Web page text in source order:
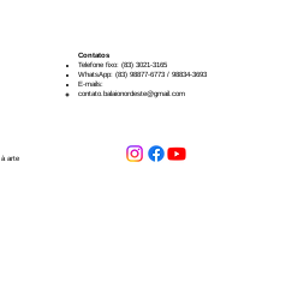
​​Contatos
Telefone fixo: (83) 3021-3165
WhatsApp: (83) 98877-6773 / 98834-3693
E-mails:
contato.balaionordeste@gmail.com
à arte